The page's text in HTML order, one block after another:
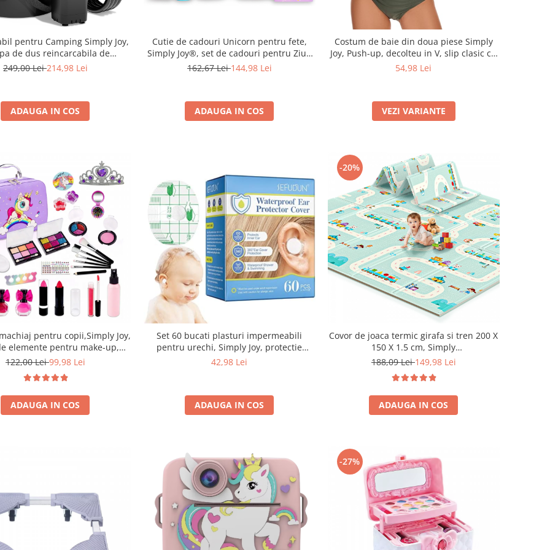
pentru Camping Simply Joy,
de dus reincarcabila de
Cap de Dus si Galeata Pliabila
249,00 Lei214,98 Lei
ADAUGA IN COS
Cutie de cadouri Unicorn pentru fete,
Simply Joy®, set de cadouri pentru Ziua
de Nastere, Ziua copilului, Paste,
ani
162,67 Lei144,98 Lei
ADAUGA IN COS
Costum de baie din doua piese Simply
Joy, Push-up, decolteu in V, slip clasic cu
talie inalta, Verde
54,98 Lei
VEZI VARIANTE
pentru copii,Simply Joy,
elemente pentru make-up,
oja, Design inedit, geanta
de 3,4,5,6,7,8,9 ani
122,00 Lei99,98 Lei
ADAUGA IN COS
Set 60 bucati plasturi impermeabili
pentru urechi, Simply Joy, protectie
pentru urechi, bebelusi, copii si adulti,
42,98 Lei
ADAUGA IN COS
-20%
Covor de joaca termic girafa si tren 200 X
150 X 1.5 cm, Simply
Joy,pliabil,antiderapant,educativ si
protectie impotriva loviturilor, cadou
bebelusi
188,09 Lei149,98 Lei
ADAUGA IN COS
-27%